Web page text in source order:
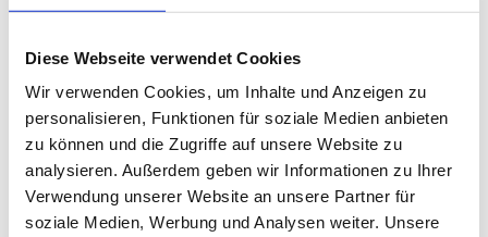
Diese Webseite verwendet Cookies
Wir verwenden Cookies, um Inhalte und Anzeigen zu
personalisieren, Funktionen für soziale Medien anbieten
zu können und die Zugriffe auf unsere Website zu
analysieren. Außerdem geben wir Informationen zu Ihrer
Verwendung unserer Website an unsere Partner für
soziale Medien, Werbung und Analysen weiter. Unsere
QNAP